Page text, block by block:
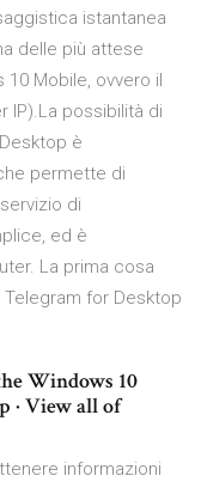
istantanea
delle più attese
Mobile, ovvero il
IP).La possibilità di
è
permette di
di
ed è
La prima cosa
for Desktop
Windows 10
· View all of
informazioni